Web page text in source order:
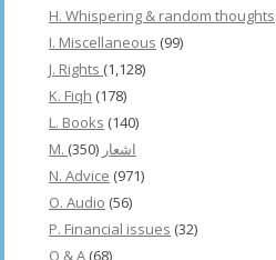
H. Whispering & random thoughts
I. Miscellaneous (99)
J. Rights (1,128)
K. Fiqh (178)
L. Books (140)
M. اشعار (350)
N. Advice (971)
O. Audio (56)
P. Financial issues (32)
Q & A (68)